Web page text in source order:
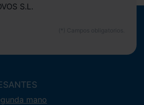
S.L.
mano